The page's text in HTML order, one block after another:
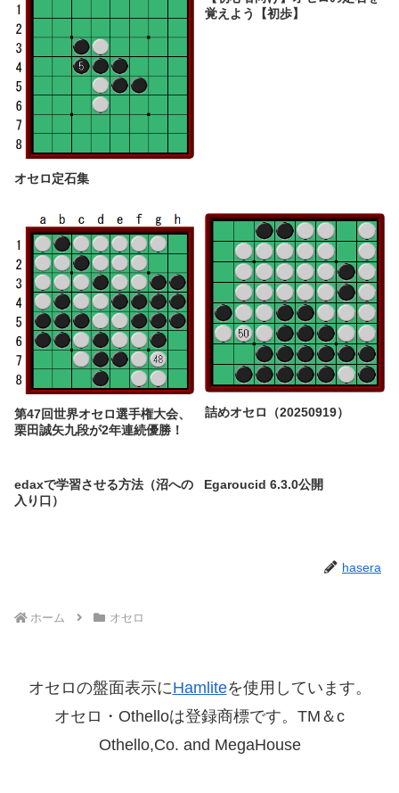
オセロ定石集
覚えよう【初歩】
第47回世界オセロ選手権大会、
栗田誠矢九段が2年連続優勝！
詰めオセロ（20250919）
edaxで学習させる方法（沼への
入り口）
Egaroucid 6.3.0公開
hasera
ホーム オセロ
オセロの盤面表示にHamliteを使用しています。
オセロ・Othelloは登録商標です。TM＆c
Othello,Co. and MegaHouse